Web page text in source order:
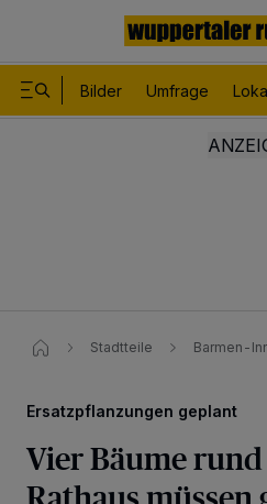
Bilder Umfrage
Stadtteile Barmen-
Ersatzpflanzungen geplant
Vier Bäume
Rathaus